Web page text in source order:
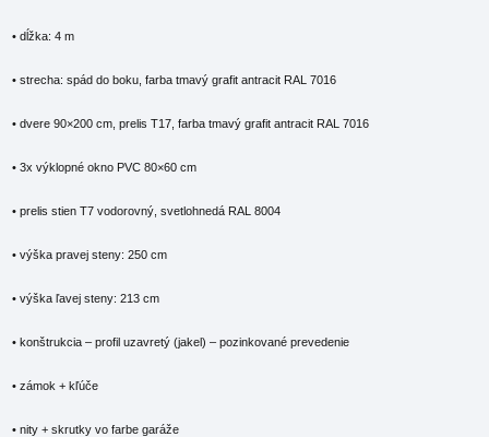
• dĺžka: 4 m
• strecha: spád do boku, farba tmavý grafit antracit RAL 7016
• dvere 90×200 cm, prelis T17, farba tmavý grafit antracit RAL 7016
• 3x výklopné okno PVC 80×60 cm
• prelis stien T7 vodorovný, svetlohnedá RAL 8004
• výška pravej steny: 250 cm
• výška ľavej steny: 213 cm
• konštrukcia – profil uzavretý (jakel) – pozinkované prevedenie
• zámok + kľúče
• nity + skrutky vo farbe garáže